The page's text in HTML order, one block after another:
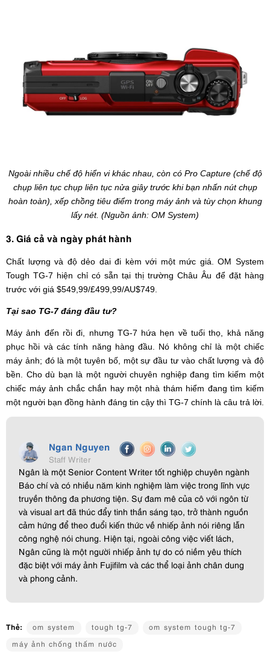
Ngoài nhiều chế độ hiển vi khác nhau, còn có Pro Capture (chế độ
chụp liên tục chụp liên tục nửa giây trước khi bạn nhấn nút chụp
hoàn toàn), xếp chồng tiêu điểm trong máy ảnh và tùy chọn khung
lấy nét. (Nguồn ảnh: OM System)
3. Giá cả và ngày phát hành
Chất lượng và độ dẻo dai đi kèm với một mức giá. OM System
Tough TG-7 hiện chỉ có sẵn tại thị trường Châu Âu để đặt hàng
trước với giá $549,99/£499,99/AU$749.
Tại sao TG-7 đáng đầu tư?
Máy ảnh đến rồi đi, nhưng TG-7 hứa hẹn về tuổi thọ, khả năng
phục hồi và các tính năng hàng đầu. Nó không chỉ là một chiếc
máy ảnh; đó là một tuyên bố, một sự đầu tư vào chất lượng và độ
bền. Cho dù bạn là một người chuyên nghiệp đang tìm kiếm một
chiếc máy ảnh chắc chắn hay một nhà thám hiểm đang tìm kiếm
một người bạn đồng hành đáng tin cậy thì TG-7 chính là câu trả lời.
Ngan Nguyen
Staff Writer
Ngân là một Senior Content Writer tốt nghiệp chuyên ngành
Báo chí và có nhiều năm kinh nghiệm làm việc trong lĩnh vực
truyền thông đa phương tiện. Sự đam mê của cô với ngôn từ
và visual art đã thúc đẩy tinh thần sáng tạo, trở thành nguồn
cảm hứng để theo đuổi kiến thức về nhiếp ảnh nói riêng lẫn
công nghệ nói chung. Hiện tại, ngoài công việc viết lách,
Ngân cũng là một người nhiếp ảnh tự do có niềm yêu thích
đặc biệt với máy ảnh Fujifilm và các thể loại ảnh chân dung
và phong cảnh.
Thẻ: om system tough tg-7
om system tough tg-7
máy ảnh chống thấm nước